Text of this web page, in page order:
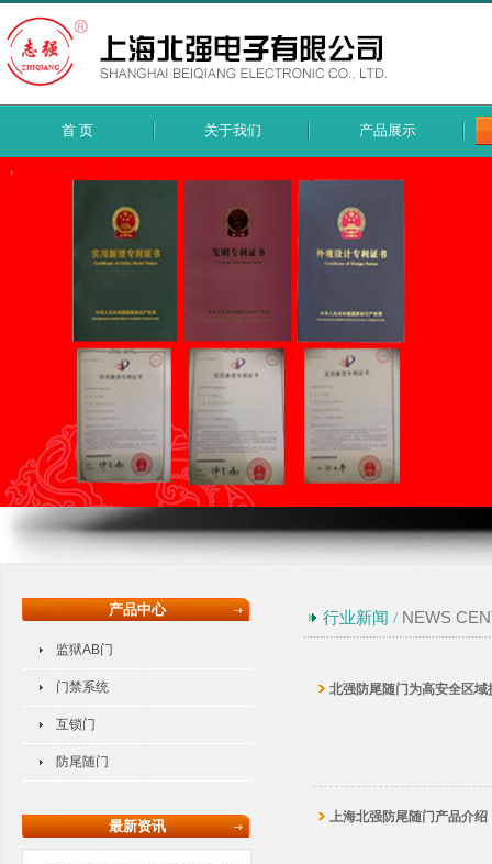
首 页 关于我们 产品展示
产品中心
监狱AB门
门禁系统
互锁门
防尾随门
最新资讯
行业新闻 / NEWS
北强防尾随门为高安全区
上海北强防尾随门产品介绍